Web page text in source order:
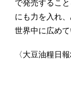
で発売するこ
にも力を入れ
世界中に広め
〈大豆油糧日